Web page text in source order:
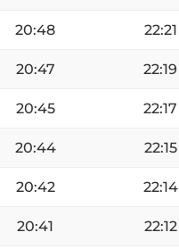
20:48 22:21
20:47 22:19
20:45 22:17
20:44 22:15
20:42 22:14
20:41 22:12